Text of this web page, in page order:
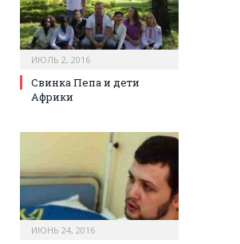
ИЮЛЬ 2, 2016
Свинка Пепа и дети
Африки
ИЮНЬ 24, 2016